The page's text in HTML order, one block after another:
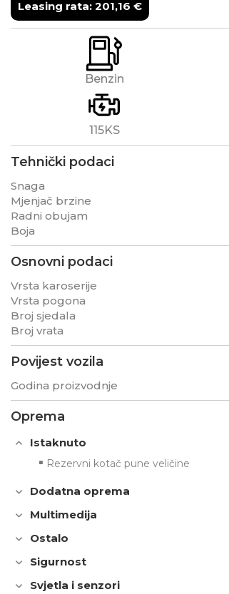
Leasing rata: 201,16 €
Benzin
115KS
Tehnički podaci
Snaga
Mjenjač brzine
Radni obujam
Boja
Osnovni podaci
Vrsta karoserije
Vrsta pogona
Broj sjedala
Broj vrata
Povijest vozila
Godina proizvodnje
Oprema
Istaknuto
Rezervni kotač pune veličine
Dodatna oprema
Multimedija
Ostalo
Sigurnost
Svjetla i senzori